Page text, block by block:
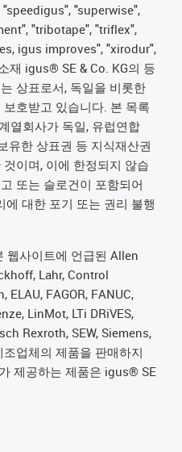
"superwise",
"tribotape", "triflex",
igus improves", "xirodur",
재 igus® SE & Co. KG의 등
상표로서, 독일을 비롯한
호받고 있습니다. 본 목록
열회사가 독일, 유럽연합
유한 상표권 등 지식재산권
이며, 이에 한정되지 않습
또는 슬로건이 포함되어
에 대한 포기 또는 권리 불행
웹사이트에 언급된 Allen
Lahr, Control
FAGOR, FANUC,
LinMot, LTi DRiVES,
Rexroth, SEW, Siemens,
업체의 제품을 판매하지
제공하는 제품은 igus® SE